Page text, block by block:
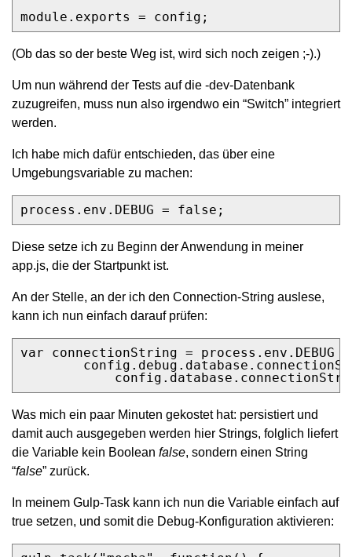
module.exports = config;
(Ob das so der beste Weg ist, wird sich noch zeigen ;-).)
Um nun während der Tests auf die -dev-Datenbank
zuzugreifen, muss nun also irgendwo ein “Switch” integriert
werden.
Ich habe mich dafür entschieden, das über eine
Umgebungsvariable zu machen:
process.env.DEBUG = false;
Diese setze ich zu Beginn der Anwendung in meiner
app.js, die der Startpunkt ist.
An der Stelle, an der ich den Connection-String auslese,
kann ich nun einfach darauf prüfen:
var connectionString = process.env.DEBUG
Was mich ein paar Minuten gekostet hat: persistiert und
damit auch ausgegeben werden hier Strings, folglich liefert
die Variable kein Boolean false, sondern einen String
“false” zurück.
In meinem Gulp-Task kann ich nun die Variable einfach auf
true setzen, und somit die Debug-Konfiguration aktivieren: